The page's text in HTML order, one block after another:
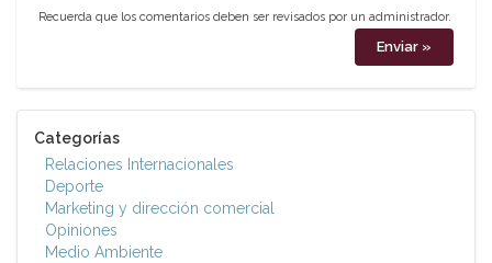
Recuerda que los comentarios deben ser revisados por un administrador.
Categorías
Relaciones Internacionales
Deporte
Marketing y dirección comercial
Opiniones
Medio Ambiente